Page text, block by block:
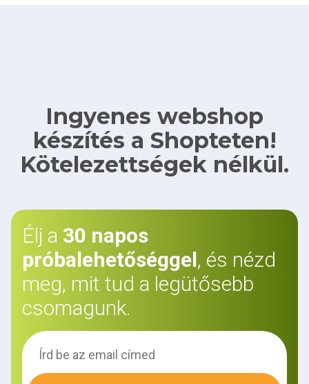
Ingyenes webshop
készítés a Shopteten!
Kötelezettségek nélkül.
Élj a 30 napos
próbalehetőséggel, és nézd
meg, mit tud a legütősebb
csomagunk.